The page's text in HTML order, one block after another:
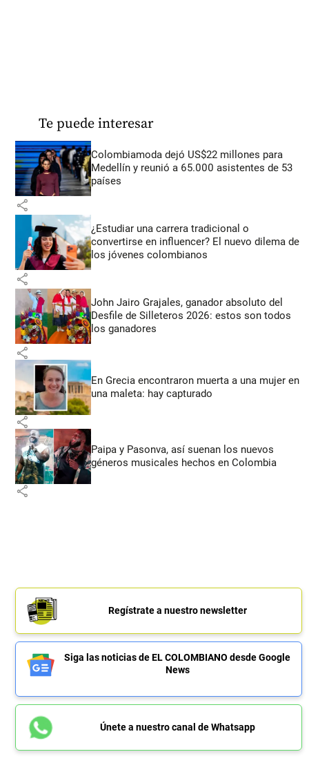
Te puede interesar
Colombiamoda dejó US$22 millones para
Medellín y reunió a 65.000 asistentes de 53
países
share
¿Estudiar una carrera tradicional o
convertirse en influencer? El nuevo dilema de
los jóvenes colombianos
share
John Jairo Grajales, ganador absoluto del
Desfile de Silleteros 2026: estos son todos
los ganadores
share
En Grecia encontraron muerta a una mujer en
una maleta: hay capturado
share
Paipa y Pasonva, así suenan los nuevos
géneros musicales hechos en Colombia
share
Regístrate a nuestro newsletter
Siga las noticias de EL COLOMBIANO desde Google
News
Únete a nuestro canal de Whatsapp